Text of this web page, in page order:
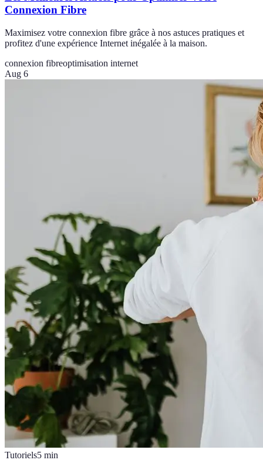
Connexion Fibre
Maximisez votre connexion fibre grâce à nos astuces pratiques et
profitez d'une expérience Internet inégalée à la maison.
connexion fibreoptimisation internet
Aug 6
Tutoriels5 min